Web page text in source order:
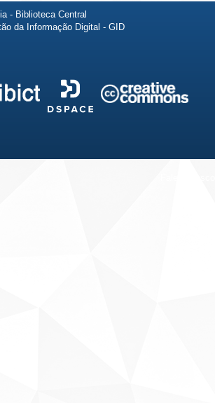
- Biblioteca Central
da Informação Digital - GID